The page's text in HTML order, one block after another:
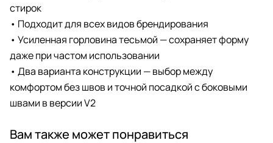
стирок
• Подходит для всех видов брендирования
• Усиленная горловина тесьмой — сохраняет форму
даже при частом использовании
• Два варианта конструкции — выбор между
комфортом без швов и точной посадкой с боковыми
швами в версии V2
Вам также может понравиться